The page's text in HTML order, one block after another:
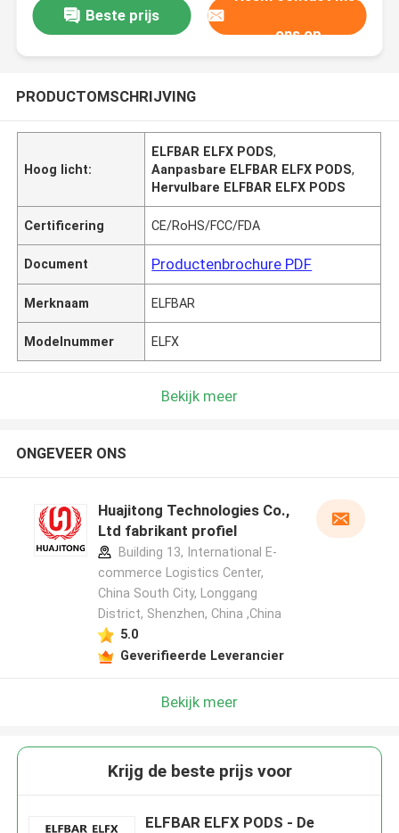
Beste prijs
ons op
PRODUCTOMSCHRIJVING
Hoog licht:
ELFBAR ELFX PODS,
Aanpasbare ELFBAR ELFX PODS,
Hervulbare ELFBAR ELFX PODS
Certificering CE/RoHS/FCC/FDA
Document Productenbrochure PDF
Merknaam ELFBAR
Modelnummer ELFX
Bekijk meer
ONGEVEER ONS
Huajitong Technologies Co.,
Ltd fabrikant profiel
Building 13, International E-
commerce Logistics Center,
China South City, Longgang
District, Shenzhen, China ,China
5.0
Geverifieerde Leverancier
Bekijk meer
Krijg de beste prijs voor
ELFBAR ELFX PODS - De